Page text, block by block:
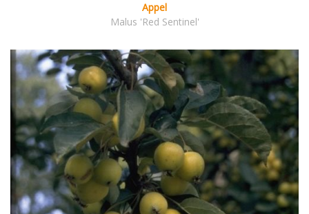
Appel
Malus 'Red Sentinel'